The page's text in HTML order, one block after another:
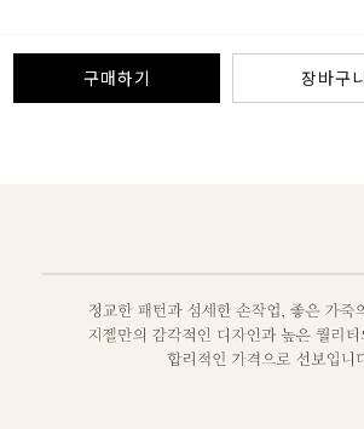
구매하기 장바구니